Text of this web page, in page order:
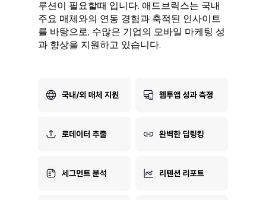
루션이 필요할때 입니다. 애드브릭스는 국내
주요 매체와의 연동 경험과 축적된 인사이트
를 바탕으로, 수많은 기업의 모바일 마케팅 성
과 향상을 지원하고 있습니다.